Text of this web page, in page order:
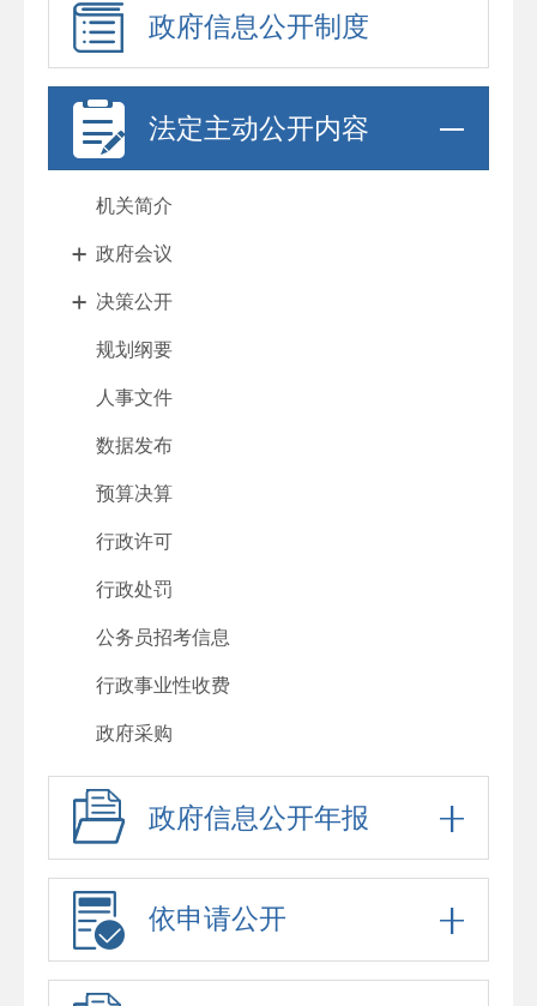
政府信息公开制度
法定主动公开内容
机关简介
政府会议
决策公开
规划纲要
人事文件
数据发布
预算决算
行政许可
行政处罚
公务员招考信息
行政事业性收费
政府采购
重大项目
重大民生信息
建议提案办理
政府工作报告
政府信息公开年报
依申请公开